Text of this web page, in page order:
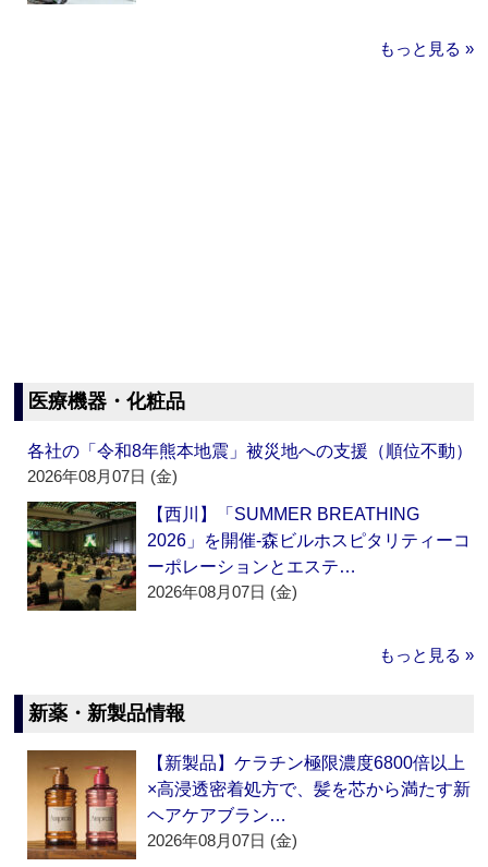
もっと見る »
医療機器・化粧品
各社の「令和8年熊本地震」被災地への支援（順位不動）
2026年08月07日 (金)
【西川】「SUMMER BREATHING
2026」を開催‐森ビルホスピタリティーコ
ーポレーションとエステ…
2026年08月07日 (金)
もっと見る »
新薬・新製品情報
【新製品】ケラチン極限濃度6800倍以上
×高浸透密着処方で、髪を芯から満たす新
ヘアケアブラン…
2026年08月07日 (金)